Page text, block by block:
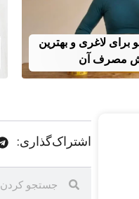
لاغری و بهترین
مصرف آن
اشتراک‌گذاری: